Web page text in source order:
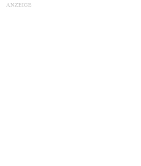
ANZEIGE